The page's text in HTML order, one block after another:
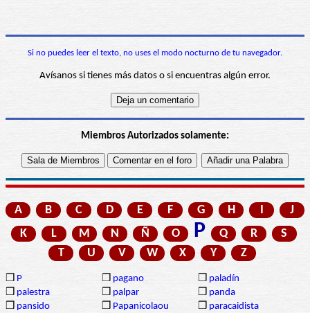
Si no puedes leer el texto, no uses el modo nocturno de tu navegador.
Avísanos si tienes más datos o si encuentras algún error.
Miembros Autorizados solamente:
A B C D E F G H I
J
K
L M N Ñ O P Q R
S
T
U V W X Y Z
❒ P ❒ pagano ❒ paladín
❒ palestra ❒ palpar ❒ panda
❒ pansido ❒ Papanicolaou ❒ paracaidista